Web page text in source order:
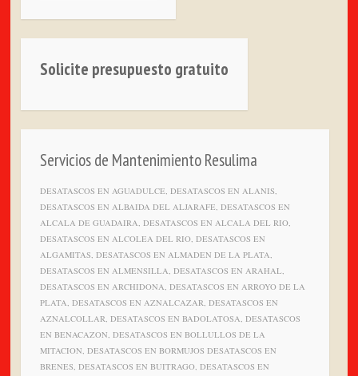
Solicite presupuesto gratuito
Servicios de Mantenimiento Resulima
DESATASCOS EN AGUADULCE, DESATASCOS EN ALANIS,
DESATASCOS EN ALBAIDA DEL ALJARAFE, DESATASCOS EN
ALCALA DE GUADAIRA, DESATASCOS EN ALCALA DEL RIO,
DESATASCOS EN ALCOLEA DEL RIO, DESATASCOS EN
ALGAMITAS, DESATASCOS EN ALMADEN DE LA PLATA,
DESATASCOS EN ALMENSILLA, DESATASCOS EN ARAHAL,
DESATASCOS EN ARCHIDONA, DESATASCOS EN ARROYO DE LA
PLATA, DESATASCOS EN AZNALCAZAR, DESATASCOS EN
AZNALCOLLAR, DESATASCOS EN BADOLATOSA, DESATASCOS
EN BENACAZON, DESATASCOS EN BOLLULLOS DE LA
MITACION, DESATASCOS EN BORMUJOS DESATASCOS EN
BRENES, DESATASCOS EN BUITRAGO, DESATASCOS EN